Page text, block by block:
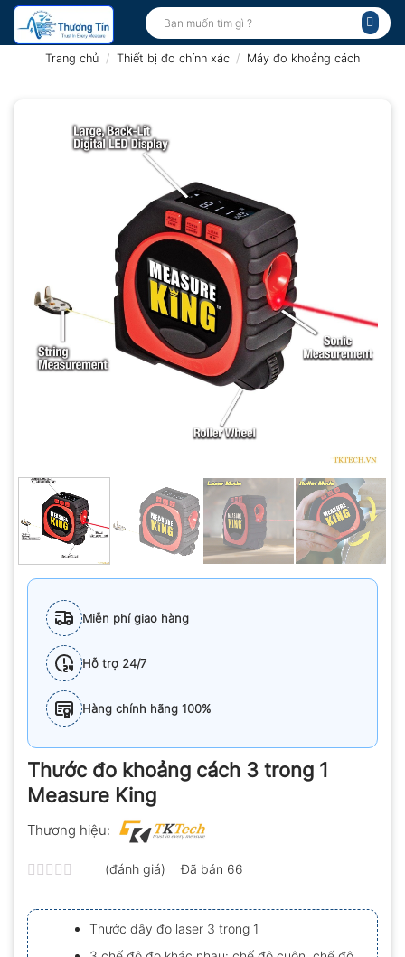
Bỏ
qua
Tìm
kiếm:
Trang chủ / Thiết bị đo chính xác / Máy đo khoảng cách
Miễn phí giao hàng
Hỗ trợ 24/7
Hàng chính hãng 100%
Thước đo khoảng cách 3 trong 1
Measure King
Thương hiệu:
xếp
hạng
0.0
5
(đánh giá) Đã bán 66
Thước dây đo laser 3 trong 1